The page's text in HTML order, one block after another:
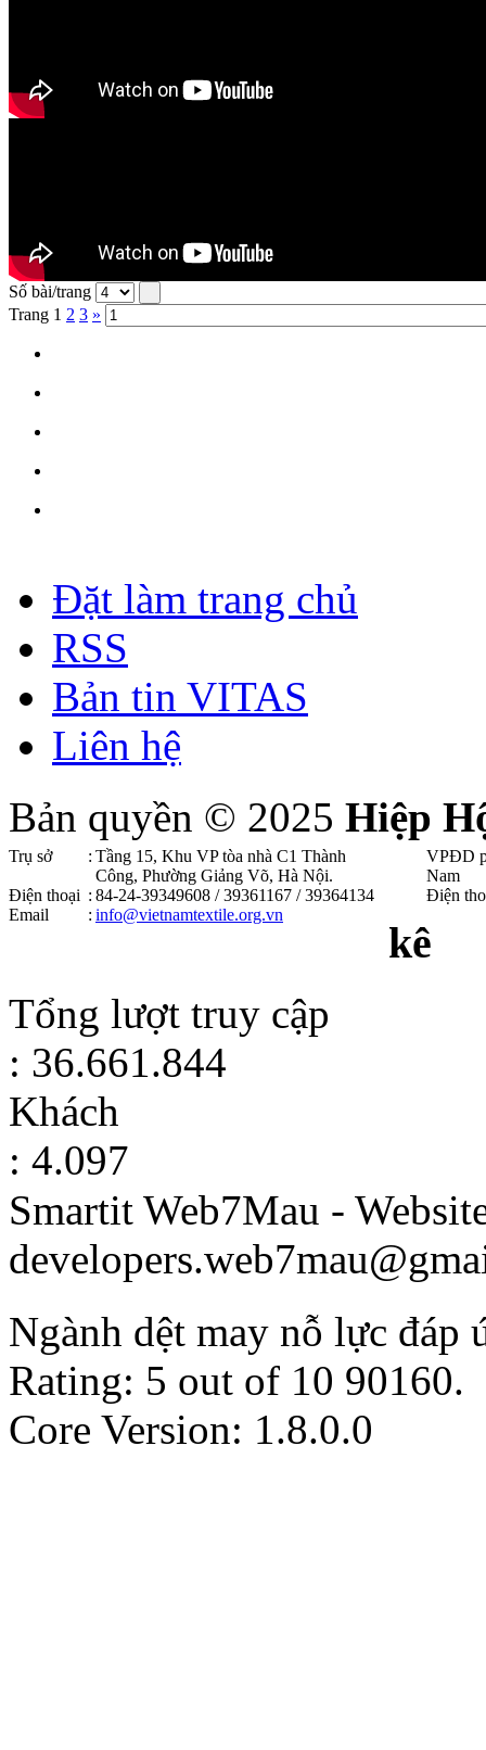
Số bài/trang
Trang 1 2 3 »
Đặt làm trang chủ
RSS
Bản tin VITAS
Liên hệ
Bản quyền © 2025 Hiệp
Trụ sở : Tầng 15, Khu VP tòa nhà C1 Thành
Công, Phường Giảng Võ, Hà Nội .
Điện thoại : 84-24-39349608 / 39361167 / 39364134
Email
: info@vietnamtextile.org.vn
VPĐD
Nam
Điện
kê
Tổng lượt truy cập
: 36.661.844
Khách
: 4.097
Smartit Web7Mau -
Ngành dệt may nỗ lực đáp
Rating: 5 out of 10 90160.
Core Version: 1.8.0.0